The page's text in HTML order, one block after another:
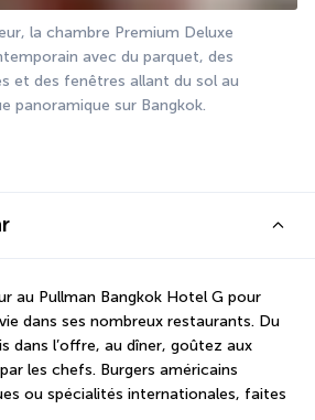
la chambre Premium Deluxe
avec du parquet, des
et des fenêtres allant du sol au
panoramique sur Bangkok.
au Pullman Bangkok Hotel G pour
dans ses nombreux restaurants. Du
dans l’offre, au dîner, goûtez aux
les chefs. Burgers américains
ou spécialités internationales, faites